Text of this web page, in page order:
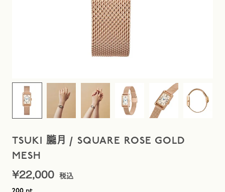
TSUKI 朧月 / SQUARE ROSE GOLD
MESH
¥22,000